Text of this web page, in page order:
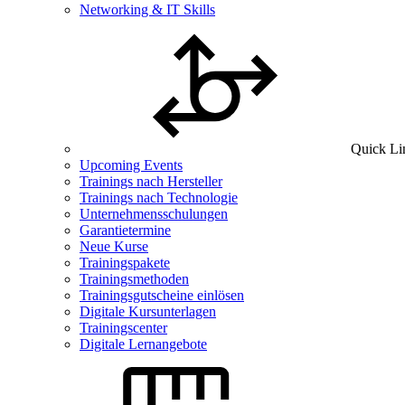
Networking & IT Skills
Quick
Upcoming Events
Trainings nach Hersteller
Trainings nach Technologie
Unternehmensschulungen
Garantietermine
Neue Kurse
Trainingspakete
Trainingsmethoden
Trainingsgutscheine einlösen
Digitale Kursunterlagen
Trainingscenter
Digitale Lernangebote